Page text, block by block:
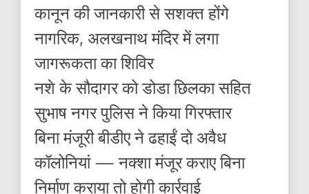
कानून की जानकारी से सशक्त होंगे
नागरिक, अलखनाथ मंदिर में लगा
जागरूकता का शिविर
नशे के सौदागर को डोडा छिलका सहित
सुभाष नगर पुलिस ने किया गिरफ्तार
बिना मंजूरी बीडीए ने ढहाईं दो अवैध
कॉलोनियां — नक्शा मंजूर कराए बिना
निर्माण कराया तो होगी कार्रवाई